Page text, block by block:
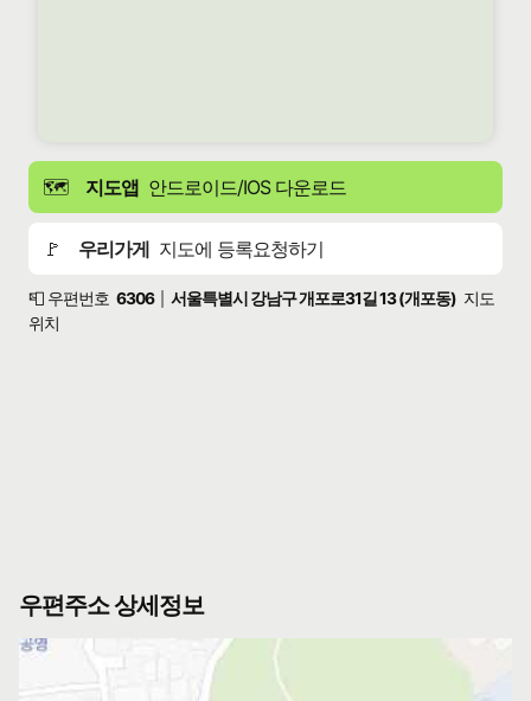
🗺️ 지도앱 안드로이드/IOS 다운로드
🚩 우리가게 지도에 등록요청하기
📮 우편번호 6306 서울특별시 강남구 개포로31길 13 (개포동) 지도
위치
우편주소 상세정보